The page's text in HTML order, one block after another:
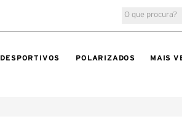
DESPORTIVOS POLARIZADOS MAIS